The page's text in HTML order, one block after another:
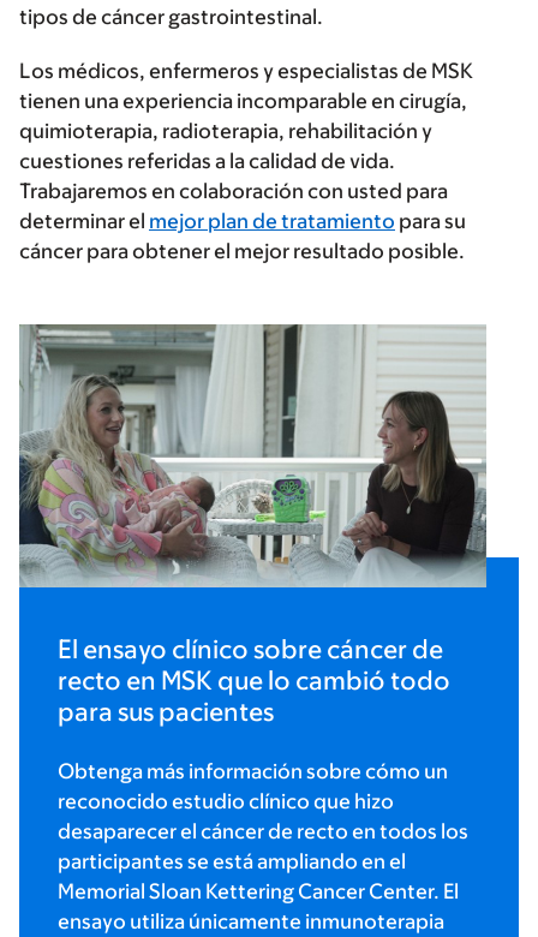
tipos de cáncer gastrointestinal.
Los médicos, enfermeros y especialistas de MSK
tienen una experiencia incomparable en cirugía,
quimioterapia, radioterapia, rehabilitación y
cuestiones referidas a la calidad de vida.
Trabajaremos en colaboración con usted para
determinar el mejor plan de tratamiento para su
cáncer para obtener el mejor resultado posible.
El ensayo clínico sobre cáncer de
recto en MSK que lo cambió todo
para sus pacientes
Obtenga más información sobre cómo un
reconocido estudio clínico que hizo
desaparecer el cáncer de recto en todos los
participantes se está ampliando en el
Memorial Sloan Kettering Cancer Center. El
ensayo utiliza únicamente inmunoterapia